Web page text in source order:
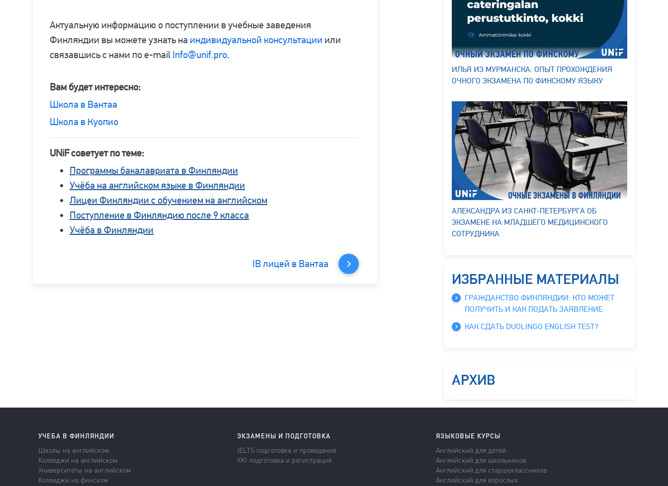
Актуальную информацию о поступлении в учебные заведения
Финляндии вы можете узнать на индивидуальной консультации или
связавшись с нами по e-mail Info@unif.pro.
Вам будет интересно:
Школа в Вантаа
Школа в Куопио
UNiF советует по теме:
Программы бакалавриата в Финляндии
Учёба на английском языке в Финляндии
Лицеи Финляндии с обучением на английском
Поступление в Финляндию после 9 класса
Учёба в Финляндии
IB лицей в Вантаа
ИЛЬЯ ИЗ МУРМАНСКА: ОПЫТ ПРОХОЖДЕНИЯ
ОЧНОГО ЭКЗАМЕНА ПО ФИНСКОМУ ЯЗЫКУ
АЛЕКСАНДРА ИЗ САНКТ-ПЕТЕРБУРГА ОБ
ЭКЗАМЕНЕ НА МЛАДШЕГО МЕДИЦИНСКОГО
СОТРУДНИКА
ИЗБРАННЫЕ МАТЕРИАЛЫ
ГРАЖДАНСТВО ФИНЛЯНДИИ: КТО МОЖЕТ
ПОЛУЧИТЬ И КАК ПОДАТЬ ЗАЯВЛЕНИЕ
КАК СДАТЬ DUOLINGO ENGLISH TEST?
АРХИВ
УЧЕБА В ФИНЛЯНДИИ
Школы на английском
Колледжи на английском
Университеты на английском
Колледжи на финском
ЭКЗАМЕНЫ И ПОДГОТОВКА
IELTS подготовка и проведение
YKI подготовка и регистрация
ЯЗЫКОВЫЕ КУРСЫ
Английский для детей
Английский для школьников
Английский для старшеклассников
Английский для взрослых